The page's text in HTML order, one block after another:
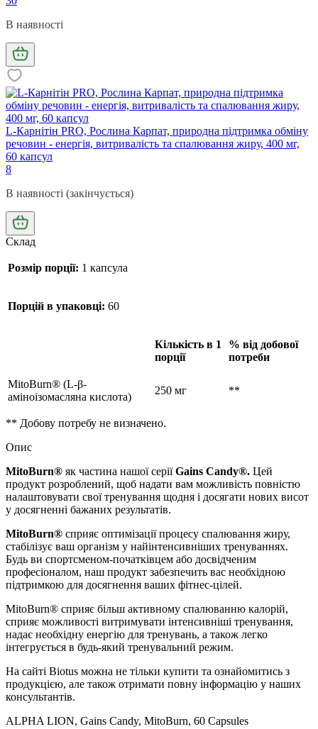
В наявності
L-Карнітін PRO, Рослина Карпат, природна підтримка обміну
речовин - енергія, витривалість та спалювання жиру, 400 мг,
60 капсул
8
В наявності (закінчується)
Склад
Розмір порції: 1 капсула
Порцій в упаковці: 60
Кількість в 1
порції
% від добової
потреби
MitoBurn® (L-β-
аміноізомасляна кислота)
250 мг **
** Добову потребу не визначено.
Опис
MitoBurn® як частина нашої серіїGains Candy®. Цей
продукт розроблений, щоб надати вам можливість повністю
налаштовувати свої тренування щодня і досягати нових висот
у досягненні бажаних результатів.
MitoBurn® сприяє оптимізації процесу спалювання жиру,
стабілізує ваш організм у найінтенсивніших тренуваннях.
Будь ви спортсменом-початківцем або досвідченим
професіоналом, наш продукт забезпечить вас необхідною
підтримкою для досягнення ваших фітнес-цілей.
MitoBurn® сприяє більш активному спалюванню калорій,
сприяє можливості витримувати інтенсивніші тренування,
надає необхідну енергію для тренувань, а також легко
інтегрується в будь-який тренувальний режим.
На сайті Biotus можна не тільки купити та ознайомитись з
продукцією, але також отримати повну інформацію у наших
консультантів.
ALPHA LION, Gains Candy, MitoBurn, 60 Capsules